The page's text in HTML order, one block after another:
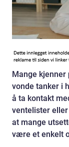
Mange kjenner
vonde tanker i
å ta kontakt
ventelister
at mange
være et enkelt